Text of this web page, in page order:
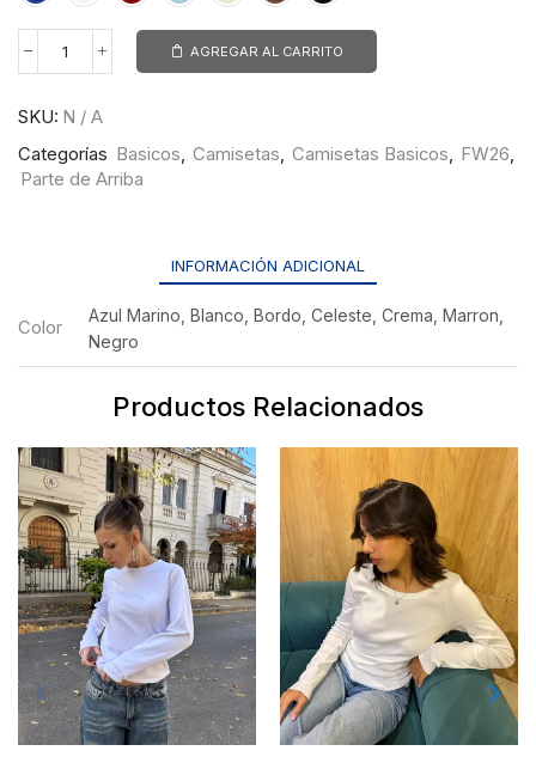
AGREGAR AL CARRITO
SKU: N / A
Categorías Basicos, Camisetas, Camisetas Basicos, FW26,
Parte de Arriba
INFORMACIÓN ADICIONAL
Color
Azul Marino, Blanco, Bordo, Celeste, Crema, Marron,
Negro
Productos Relacionados